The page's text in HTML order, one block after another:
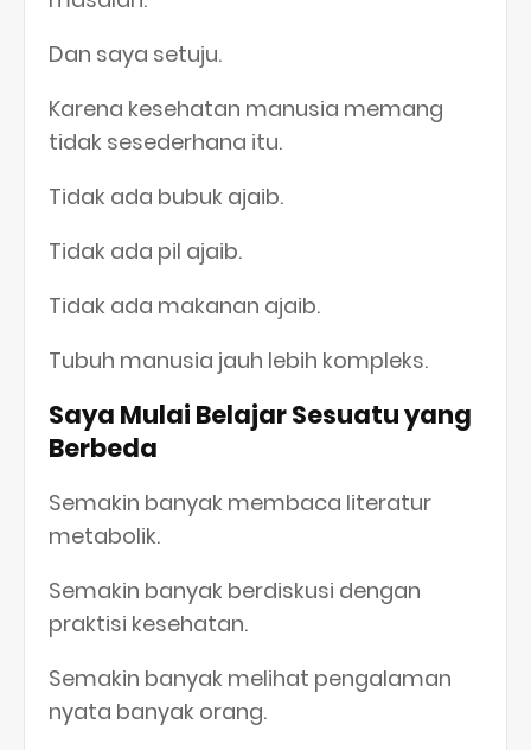
Dan saya setuju.
Karena kesehatan manusia memang
tidak sesederhana itu.
Tidak ada bubuk ajaib.
Tidak ada pil ajaib.
Tidak ada makanan ajaib.
Tubuh manusia jauh lebih kompleks.
Saya Mulai Belajar Sesuatu yang
Berbeda
Semakin banyak membaca literatur
metabolik.
Semakin banyak berdiskusi dengan
praktisi kesehatan.
Semakin banyak melihat pengalaman
nyata banyak orang.